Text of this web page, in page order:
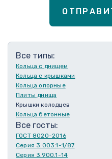
Все типы:
Кольца с днищем
Кольца с крышками
Кольца опорные
Плиты днища
Крышки колодцев
Кольца бетонные
Все госты:
ГОСТ 8020-2016
Серия 3.003.1-1/87
Серия 3.900.1-14